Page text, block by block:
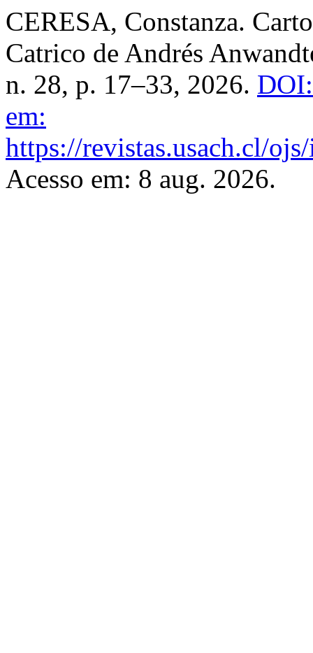
CERESA, Constanza.
Catrico de Andrés
n. 28, p. 17–33, 2026.
em:
https://revistas.usach.cl/
Acesso em: 8 aug. 2026.